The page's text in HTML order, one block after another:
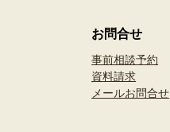
お問合せ
事前相談予約
資料請求
メールお問合せ